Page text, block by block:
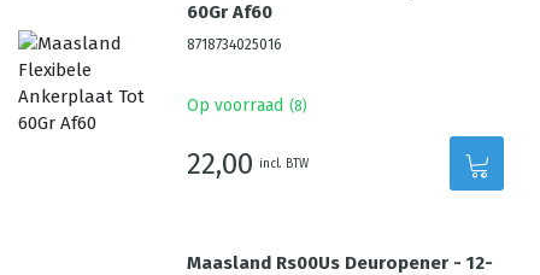
60Gr Af60
8718734025016
Op voorraad (8)
22,00 incl. BTW
Maasland Rs00Us Deuropener - 12-